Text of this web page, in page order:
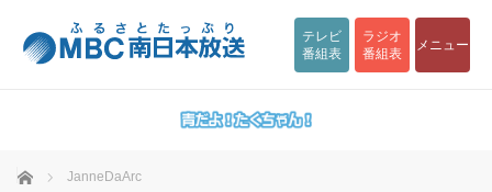
テレビ
番組表
ラジオ
番組表
メニュー
ホーム JanneDaArc